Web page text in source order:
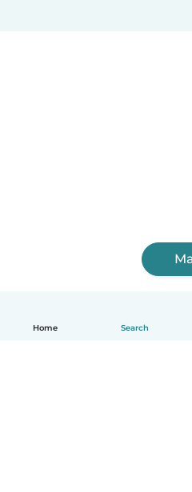
Home Search